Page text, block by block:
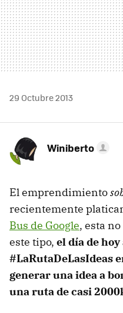
29 Octubre 2013
Winiberto
El emprendimiento
recientemente
Bus de Google, esta
este tipo, el día de
#LaRutaDeLasIdeas
generar una idea a
una ruta de casi